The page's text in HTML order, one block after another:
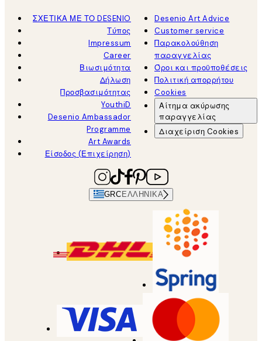
ΣΧΕΤΙΚΑ ΜΕ ΤΟ DESENIO
Τύπος
Impressum
Career
Βιωσιμότητα
Δήλωση
Προσβασιμότητας
YouthiD
Desenio Ambassador
Programme
Art Awards
Είσοδος (Επιχείρηση)
Desenio Art Advice
Customer service
Παρακολούθηση
παραγγελίας
Όροι και προϋποθέσεις
Πολιτική απορρήτου
Cookies
Αίτημα ακύρωσης
παραγγελίας
Διαχείριση Cookies
GRC ΕΛΛΗΝΙΚΆ